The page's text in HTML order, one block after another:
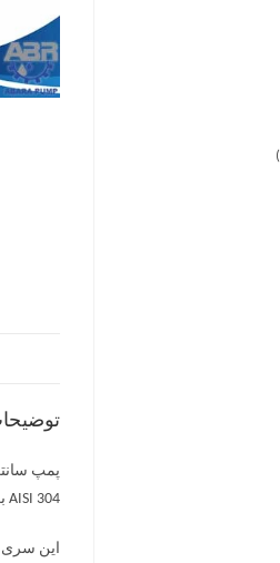
AISI 304 برای MD و پروانه چدنی برای MMD، با موتورهای 2 و 4 قطبی با راندمان انرژی بالا هستند.
این سری